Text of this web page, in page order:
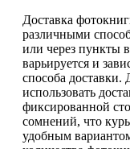
Доставка
различными
или через пункты
варьируется и
способа
использовать
фиксированной
сомнений, что
удобным